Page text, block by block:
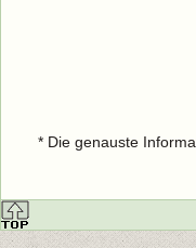
* Die genauste